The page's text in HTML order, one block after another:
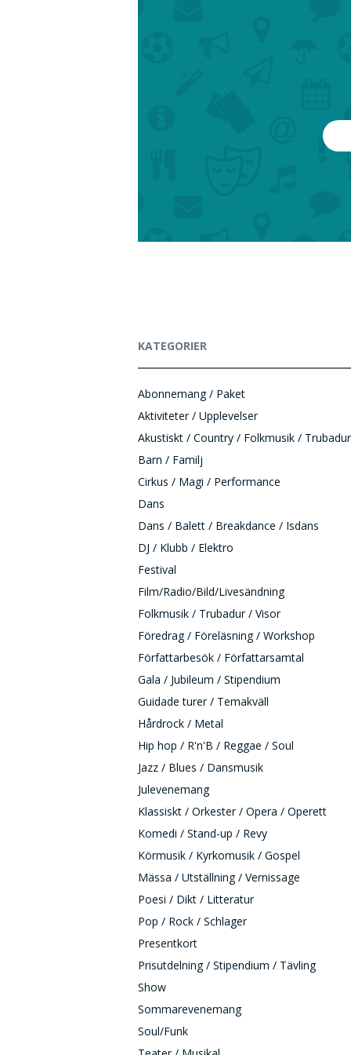
Skådespelare: Medlemmar i kören
KATEGORIER
Abonnemang / Paket
Aktiviteter / Upplevelser
Akustiskt / Country / Folkmusik /
Barn / Familj
Cirkus / Magi / Performance
Dans
Dans / Balett / Breakdance / Isdans
DJ / Klubb / Elektro
Festival
Film/Radio/Bild/Livesändning
Folkmusik / Trubadur / Visor
Föredrag / Föreläsning / Workshop
Författarbesök / Författarsamtal
Gala / Jubileum / Stipendium
Guidade turer / Temakväll
Hårdrock / Metal
Hip hop / R'n'B / Reggae / Soul
Jazz / Blues / Dansmusik
Julevenemang
Klassiskt / Orkester / Opera / Operett
Komedi / Stand-up / Revy
Körmusik / Kyrkomusik / Gospel
Mässa / Utställning / Vernissage
Poesi / Dikt / Litteratur
Pop / Rock / Schlager
Presentkort
Prisutdelning / Stipendium / Tävling
Show
Sommarevenemang
Soul/Funk